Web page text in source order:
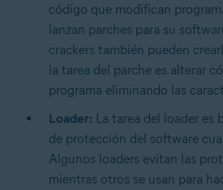
código que modifican
lanzan parches para su
crackers también pueden
la tarea del parche es alterar
programa eliminando las
Loader: La tarea del loader es
de protección del software
Algunos loaders evitan las
mientras otros se usan para